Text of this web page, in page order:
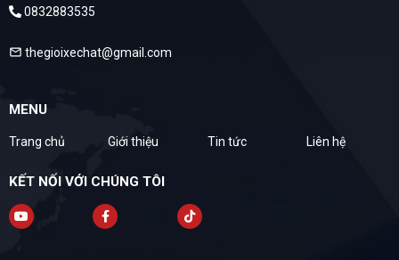
0832883535
mail thegioixechat@gmail.com
MENU
Trang chủ Giới thiệu Tin tức Liên hệ
KẾT NỐI VỚI CHÚNG TÔI